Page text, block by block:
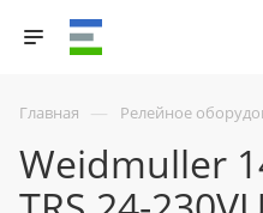
Главная — Релейное
Weidmuller